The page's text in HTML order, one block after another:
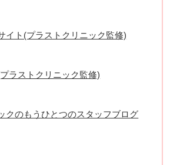
イト(プラストクリニック監修)
ラストクリニック監修)
クのもうひとつのスタッフブログ